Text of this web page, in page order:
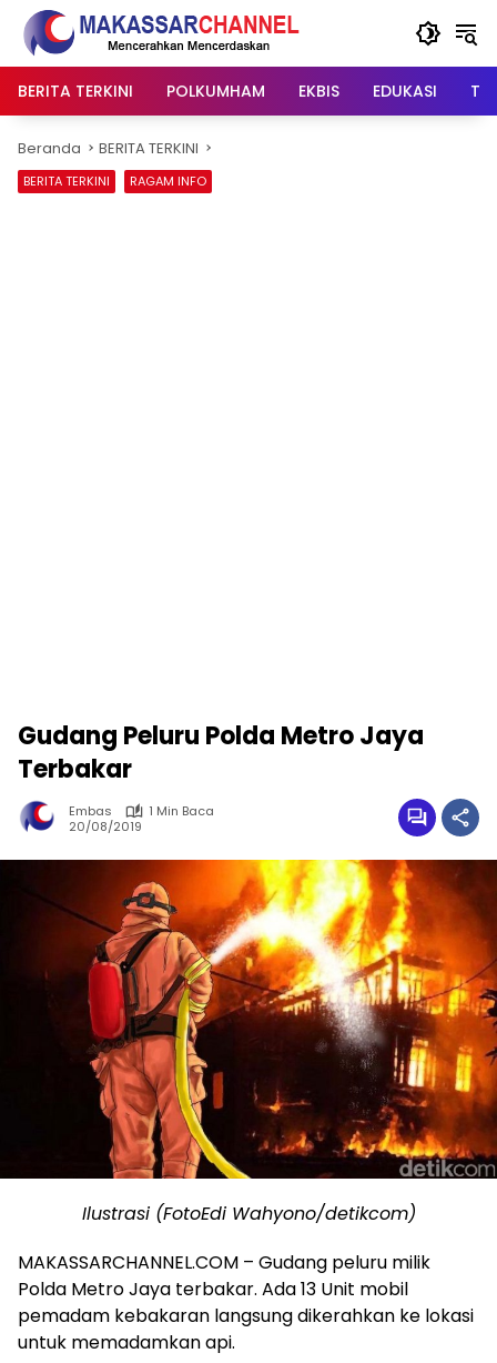
Langsung
konten
BERITA TERKINI
POLKUMHAM EKBIS EDUKASI
Beranda BERITA TERKINI
BERITA TERKINI RAGAM INFO
Gudang Peluru Polda Metro Jaya
Terbakar
Embas
1 Min Baca
20/08/2019
Ilustrasi (FotoEdi Wahyono/detikcom)
MAKASSARCHANNEL.COM – Gudang peluru milik
Polda Metro Jaya terbakar. Ada 13 Unit mobil
pemadam kebakaran langsung dikerahkan ke lokasi
untuk memadamkan api.